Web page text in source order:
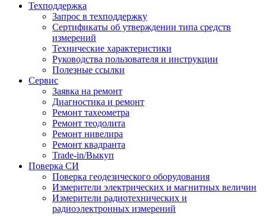
Техподдержка
Запрос в техподдержку
Сертификаты об утверждении типа средств
измерений
Технические характеристики
Руководства пользователя и инструкции
Полезные ссылки
Сервис
Заявка на ремонт
Диагностика и ремонт
Ремонт тахеометра
Ремонт теодолита
Ремонт нивелира
Ремонт квадранта
Trade-in/Выкуп
Поверка СИ
Поверка геодезического оборудования
Измерители электрических и магнитных величин
Измерители радиотехнических и
радиоэлектронных измерений